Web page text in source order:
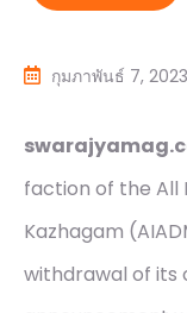
กุมภาพันธ์ 7, 2023
faction of the All
Kazhagam
withdrawal of its